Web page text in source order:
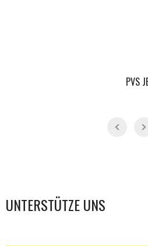
PVS JENA
UNTERSTÜTZE UNS